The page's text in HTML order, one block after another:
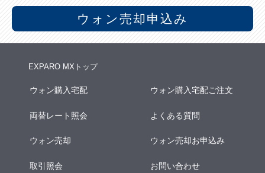
ウォン売却申込み
EXPARO MXトップ
ウォン購入宅配 ウォン購入宅配ご注文
両替レート照会 よくある質問
ウォン売却 ウォン売却お申込み
取引照会 お問い合わせ